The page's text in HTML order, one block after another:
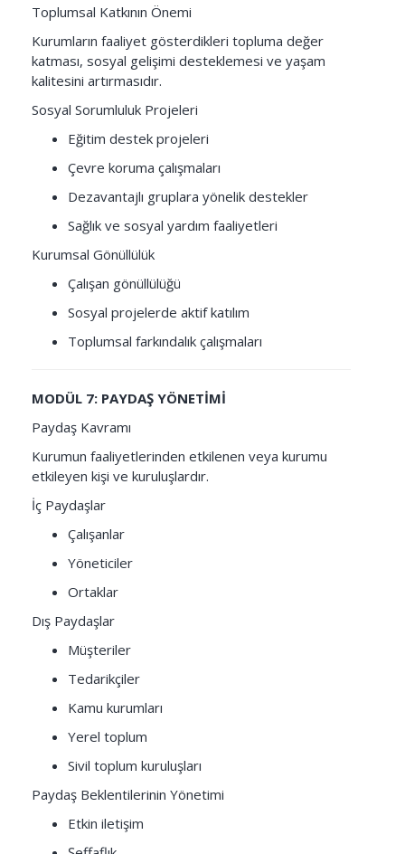
Toplumsal Katkının Önemi
Kurumların faaliyet gösterdikleri topluma değer
katması, sosyal gelişimi desteklemesi ve yaşam
kalitesini artırmasıdır.
Sosyal Sorumluluk Projeleri
Eğitim destek projeleri
Çevre koruma çalışmaları
Dezavantajlı gruplara yönelik destekler
Sağlık ve sosyal yardım faaliyetleri
Kurumsal Gönüllülük
Çalışan gönüllülüğü
Sosyal projelerde aktif katılım
Toplumsal farkındalık çalışmaları
MODÜL 7: PAYDAŞ YÖNETİMİ
Paydaş Kavramı
Kurumun faaliyetlerinden etkilenen veya kurumu
etkileyen kişi ve kuruluşlardır.
İç Paydaşlar
Çalışanlar
Yöneticiler
Ortaklar
Dış Paydaşlar
Müşteriler
Tedarikçiler
Kamu kurumları
Yerel toplum
Sivil toplum kuruluşları
Paydaş Beklentilerinin Yönetimi
Etkin iletişim